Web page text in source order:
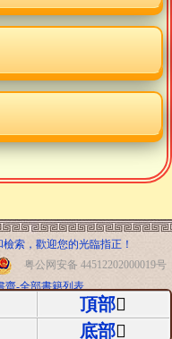
索，歡迎您的光臨指正！
粤公网安备 44512202000019号
齋-全部書籍列表
頂部
底部